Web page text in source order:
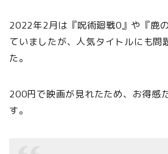
2022年2月は『呪術廻戦0』や『鹿
ていましたが、人気タイトルにも問
た。
200円で映画が見れたため、お得感
す。